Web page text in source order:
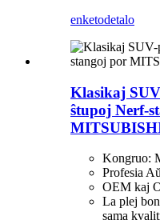
enketodetalo
Klasikaj
ŝtupoj Nerf-
Kongruo:
Profesia
OEM kaj
La plej
sama